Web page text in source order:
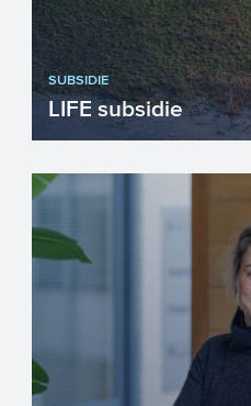
SUBSIDIE
LIFE subsidie
instrument voor de
uitvoering van het